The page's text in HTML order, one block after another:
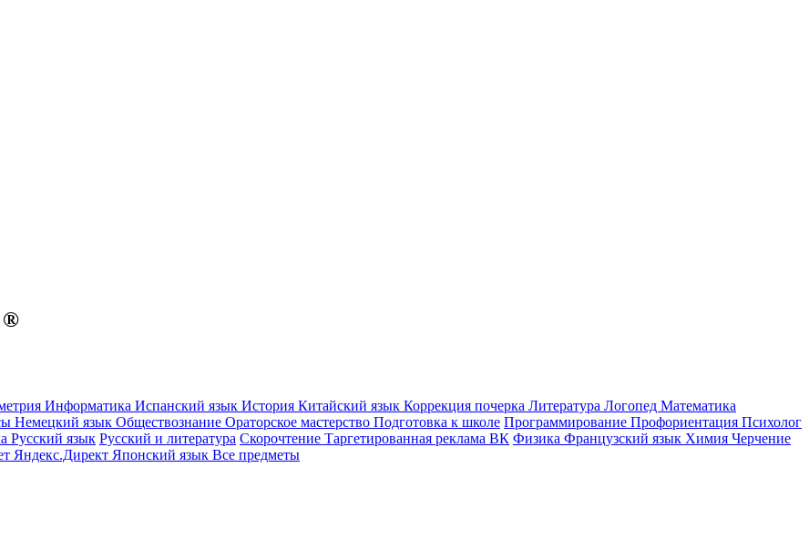
®
Информатика Испанский язык История Китайский язык Коррекция почерка Литература Логопед Математика
Немецкий язык Обществознание Ораторское мастерство Подготовка к школе Программирование Профориентация Психолог
Русский язык Русский и литература Скорочтение Таргетированная реклама ВК Физика Французский язык Химия Черчение
Яндекс.Директ Японский язык Все предметы